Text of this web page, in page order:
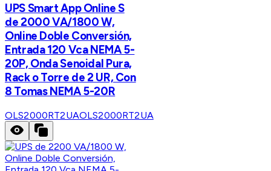
UPS Smart App Online S
de 2000 VA/1800 W,
Online Doble Conversión,
Entrada 120 Vca NEMA 5-
20P, Onda Senoidal Pura,
Rack o Torre de 2 UR, Con
8 Tomas NEMA 5-20R
OLS2000RT2UAOLS2000RT2UA